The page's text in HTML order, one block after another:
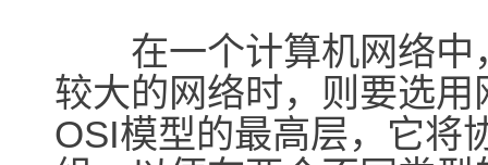
在一个计算机网络中
较大的网络时，则要选
OSI模型的最高层，它将